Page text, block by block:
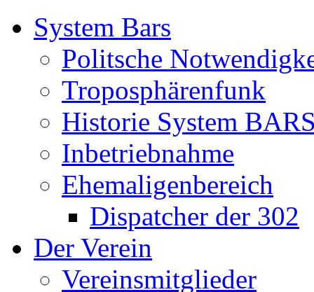
System Bars
Politsche
Troposphärenfunk
Historie System
Inbetriebnahme
Ehemaligenbereich
Dispatcher der 302
Der Verein
Vereinsmitglieder